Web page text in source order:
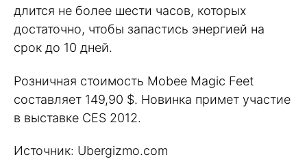
длится не более шести часов, которых
достаточно, чтобы запастись энергией на
срок до 10 дней.
Розничная стоимость Mobee Magic Feet
составляет 149,90 $. Новинка примет участие
в выставке CES 2012.
Источник: Ubergizmo.com